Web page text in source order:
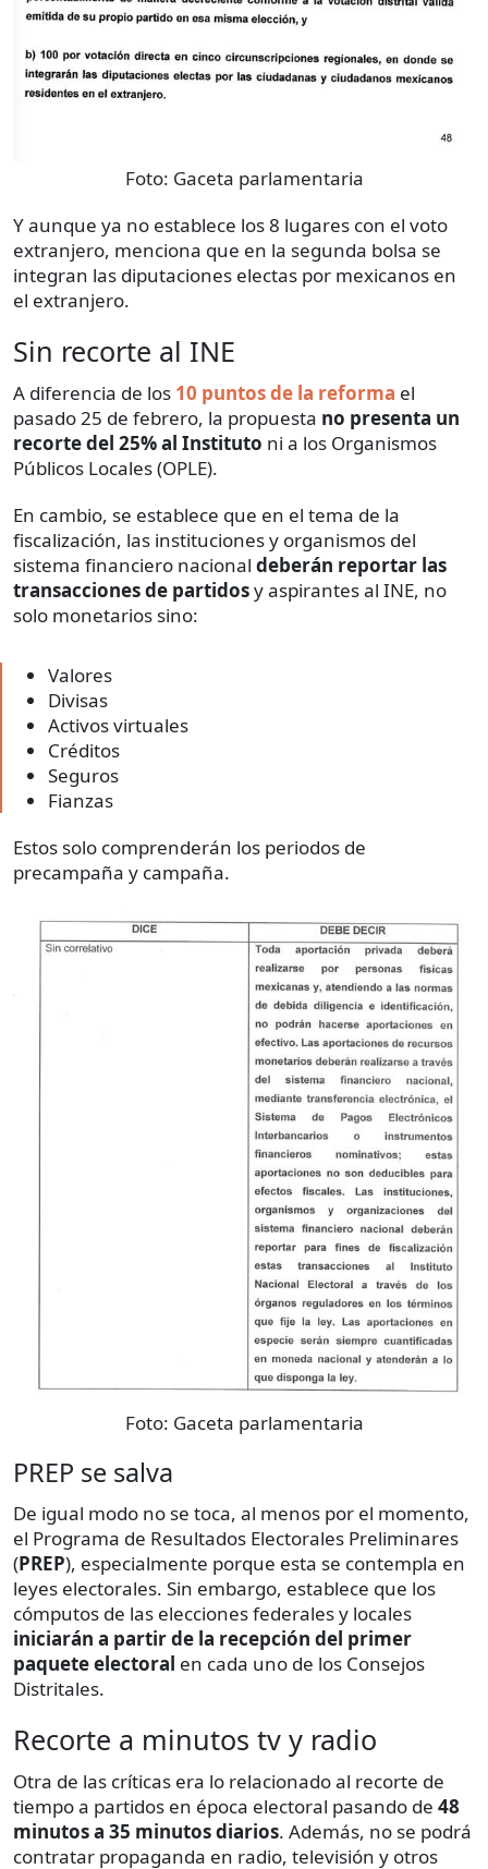
Foto: Gaceta parlamentaria
Y aunque ya no establece los 8 lugares con el voto
extranjero, menciona que en la segunda bolsa se
integran las diputaciones electas por mexicanos en
el extranjero.
Sin recorte al INE
A diferencia de los 10 puntos de la reforma el
pasado 25 de febrero, la propuesta no presenta un
recorte del 25%al Instituto ni a los Organismos
Públicos Locales (OPLE).
En cambio, se establece que en el tema de la
fiscalización, las instituciones y organismos del
sistema financiero nacional deberán reportar las
transacciones de partidosy aspirantes al INE, no
solo monetarios sino:
Valores
Divisas
Activos virtuales
Créditos
Seguros
Fianzas
Estos solo comprenderán los periodos de
precampaña y campaña.
Foto: Gaceta parlamentaria
PREP se salva
De igual modo no se toca, al menos por el momento,
el Programa de Resultados Electorales Preliminares
(PREP), especialmente porque esta se contempla en
leyes electorales. Sin embargo, establece que los
cómputos de las elecciones federales y locales
iniciarán a partir de la recepción del primer
paquete electoral en cada uno de los Consejos
Distritales.
Recorte a minutos tv y radio
Otra de las críticas era lo relacionado al recorte de
tiempo a partidos en época electoral pasando de 48
minutos a 35 minutos diarios. Además, no se podrá
contratar propaganda en radio, televisión y otros